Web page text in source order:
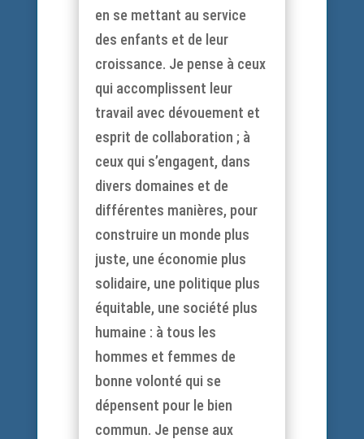
en se mettant au service
des enfants et de leur
croissance. Je pense à ceux
qui accomplissent leur
travail avec dévouement et
esprit de collaboration ; à
ceux qui s’engagent, dans
divers domaines et de
différentes manières, pour
construire un monde plus
juste, une économie plus
solidaire, une politique plus
équitable, une société plus
humaine : à tous les
hommes et femmes de
bonne volonté qui se
dépensent pour le bien
commun. Je pense aux